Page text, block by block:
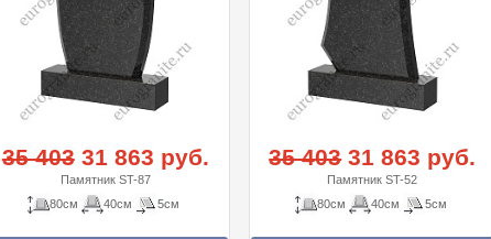
35 40331 863 руб.
Памятник ST-87
80см
40см 5см
35 40331 863 руб.
Памятник ST-52
80см
40см 5см